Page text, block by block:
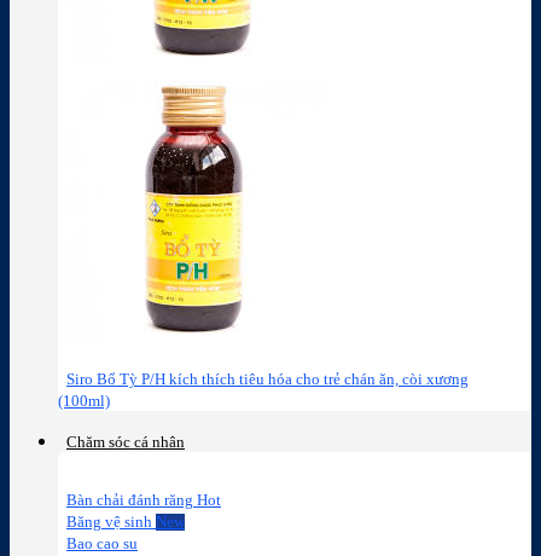
Siro Bổ Tỳ P/H kích thích tiêu hóa cho trẻ chán ăn, còi xương
(100ml)
Chăm sóc cá nhân
Bàn chải đánh răng
Băng vệ sinh
Bao cao su